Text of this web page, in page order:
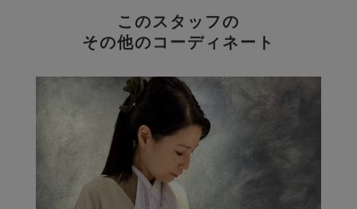
このスタッフの
その他のコーディネート